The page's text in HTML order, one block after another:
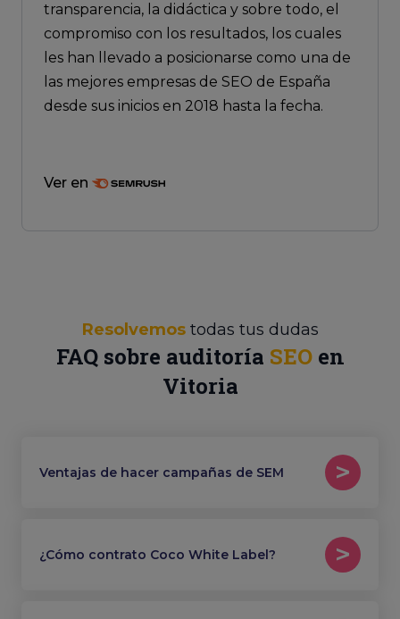
transparencia, la didáctica y sobre todo, el
compromiso con los resultados, los cuales
les han llevado a posicionarse como una de
las mejores empresas de SEO de España
desde sus inicios en 2018 hasta la fecha.
Ver en
Resolvemostodas tus dudas
FAQ sobre auditoría SEOen
Vitoria
Ventajas de hacer campañas de SEM
¿Cómo contrato Coco White Label?